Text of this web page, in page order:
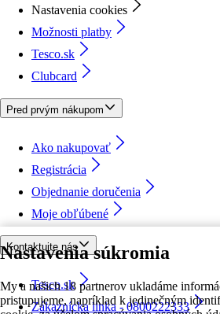
Nastavenia súkromia
My a našich 18 partnerov ukladáme
pristupujeme, napríklad k jedinečným
Nastavenia cookies
Možnosti platby
Tesco.sk
Clubcard
Pred prvým nákupom
Ako nakupovať
Registrácia
Objednanie doručenia
Moje obľúbené
Kontaktujte nás
Tesco.sk
Zákaznícka linka - 0800222333